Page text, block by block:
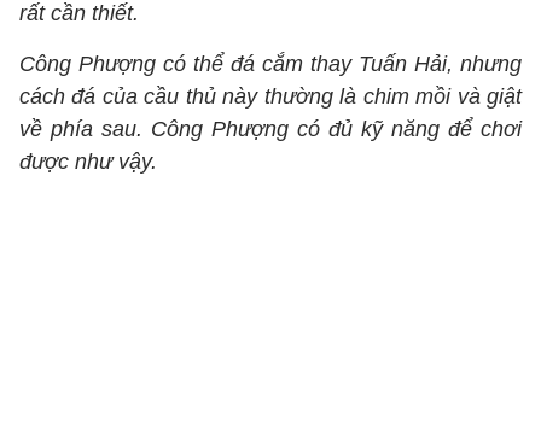
rất cần thiết.
Công Phượng có thể đá cắm thay Tuấn Hải, nhưng
cách đá của cầu thủ này thường là chim mồi và giật
về phía sau. Công Phượng có đủ kỹ năng để chơi
được như vậy.